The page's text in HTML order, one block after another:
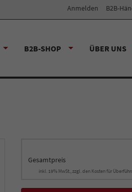
Anmelden B2B-
B2B-SHOP ÜBER UNS
Gesamtpreis
inkl. 19% MwSt., zzgl. den Kosten für